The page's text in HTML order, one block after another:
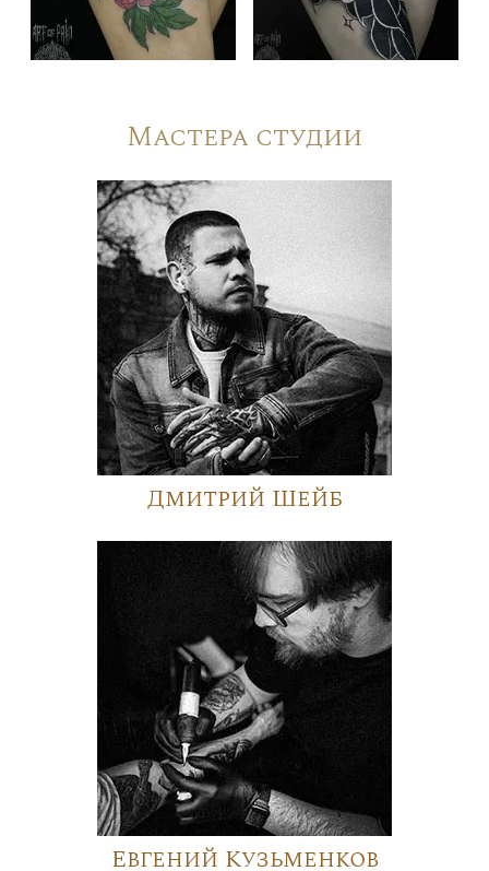
Мастера студии
Дмитрий Шейб
Евгений Кузьменков